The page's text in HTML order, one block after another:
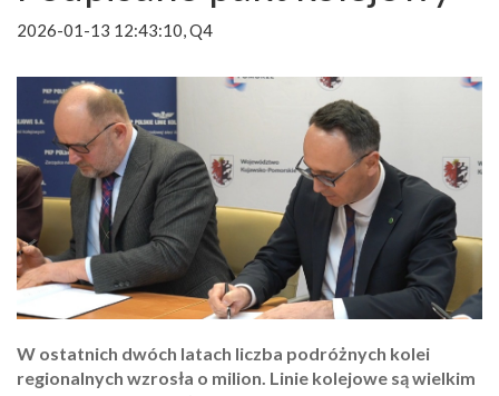
2026-01-13 12:43:10, Q4
W ostatnich dwóch latach liczba podróżnych kolei
regionalnych wzrosła o milion. Linie kolejowe są wielkim